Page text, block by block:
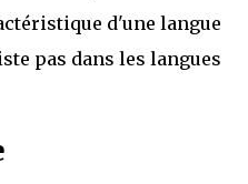
d'une langue
pas dans les langues